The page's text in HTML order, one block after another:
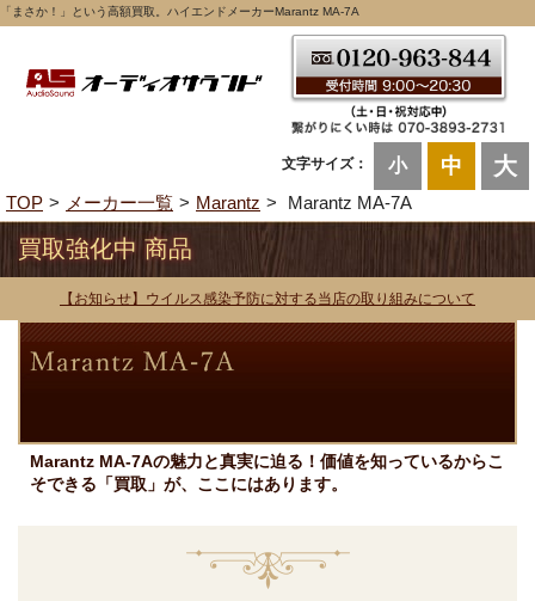
「まさか！」という高額買取。ハイエンドメーカーMarantz MA-7A
文字サイズ： 小 中 大
TOP メーカー一覧 Marantz Marantz MA-7A
買取強化中 商品
【お知らせ】ウイルス感染予防に対する当店の取り組みについて
Marantz MA-7Aの魅力と真実に迫る！価値を知っているからこ
そできる「買取」が、ここにはあります。